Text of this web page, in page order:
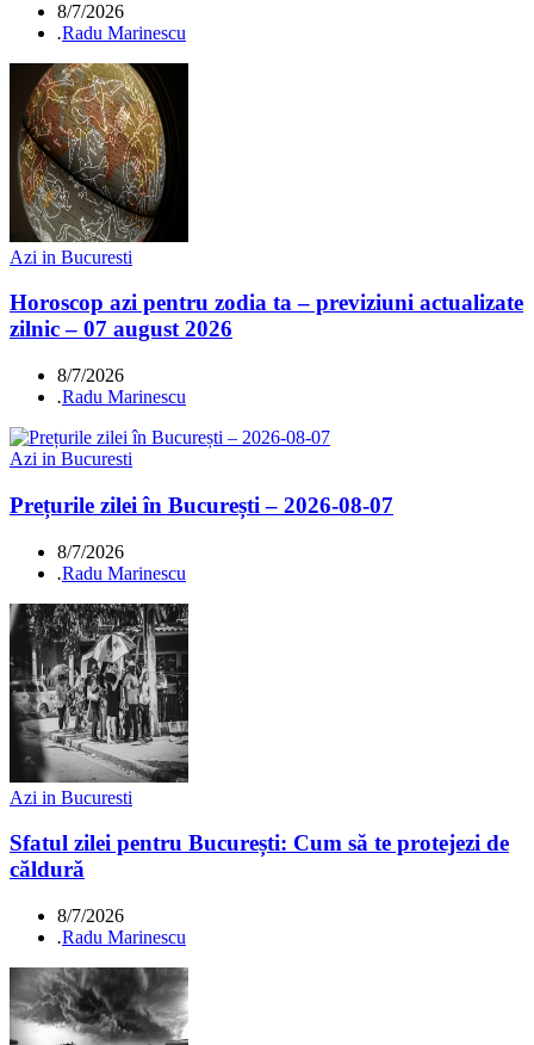
8/7/2026
.Radu Marinescu
Azi in Bucuresti
Horoscop azi pentru zodia ta – previziuni actualizate
zilnic – 07 august 2026
8/7/2026
.Radu Marinescu
Azi in Bucuresti
Prețurile zilei în București – 2026-08-07
8/7/2026
.Radu Marinescu
Azi in Bucuresti
Sfatul zilei pentru București: Cum să te protejezi de
căldură
8/7/2026
.Radu Marinescu